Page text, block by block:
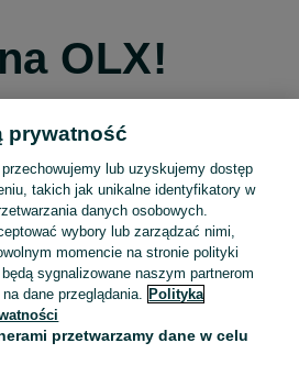
OLX!
przez Facebooka
przez konto Apple
przez konto Google
LUB
prywatność
lub uzyskujemy dostęp
takich jak unikalne identyfikatory w
danych osobowych.
wybory lub zarządzać nimi,
momencie na stronie polityki
sygnalizowane naszym partnerom
dane przeglądania.
Polityka
przetwarzamy dane w celu